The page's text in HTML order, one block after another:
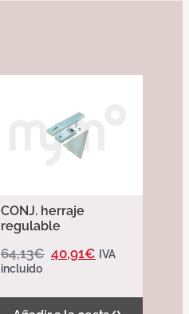
CONJ. herraje
regulable
64,13€ 40,91€ IVA
incluido